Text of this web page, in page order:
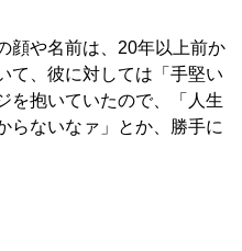
顔や名前は、20年以上前か
て、彼に対しては「手堅い
を抱いていたので、「人生
らないなァ」とか、勝手に